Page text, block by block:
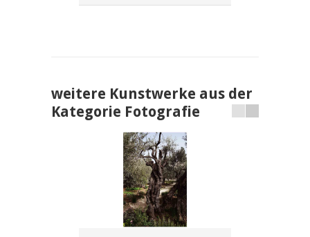
weitere Kunstwerke aus der
Kategorie Fotografie